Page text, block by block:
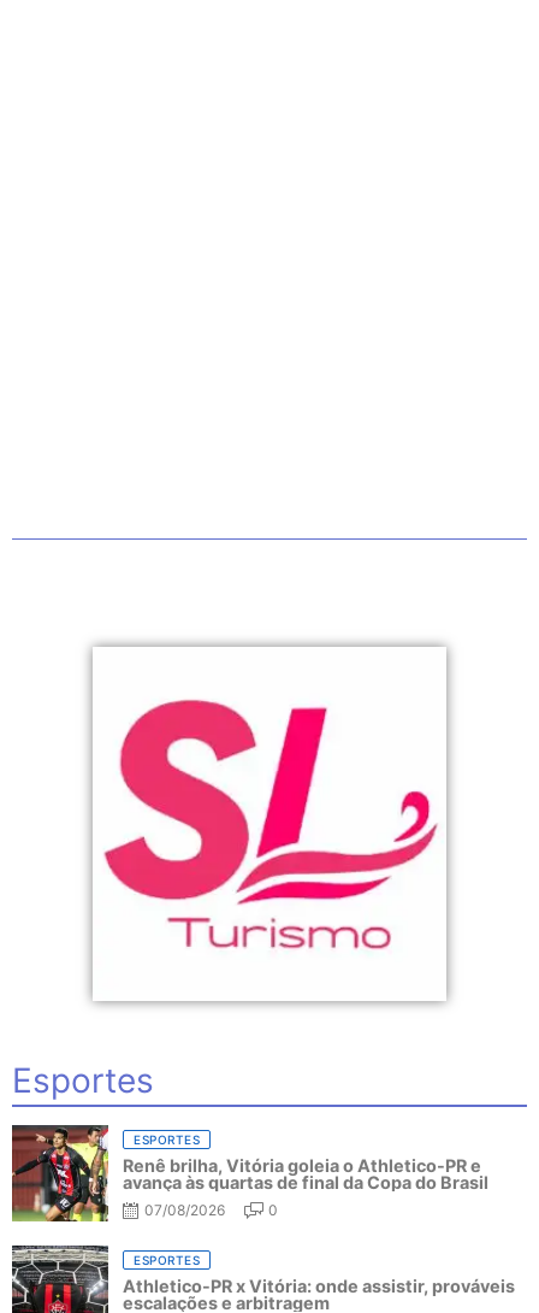
Esportes
ESPORTES
Renê brilha, Vitória goleia o Athletico-PR e
avança às quartas de final da Copa do Brasil
07/08/2026 0
ESPORTES
Athletico-PR x Vitória: onde assistir, prováveis
escalações e arbitragem